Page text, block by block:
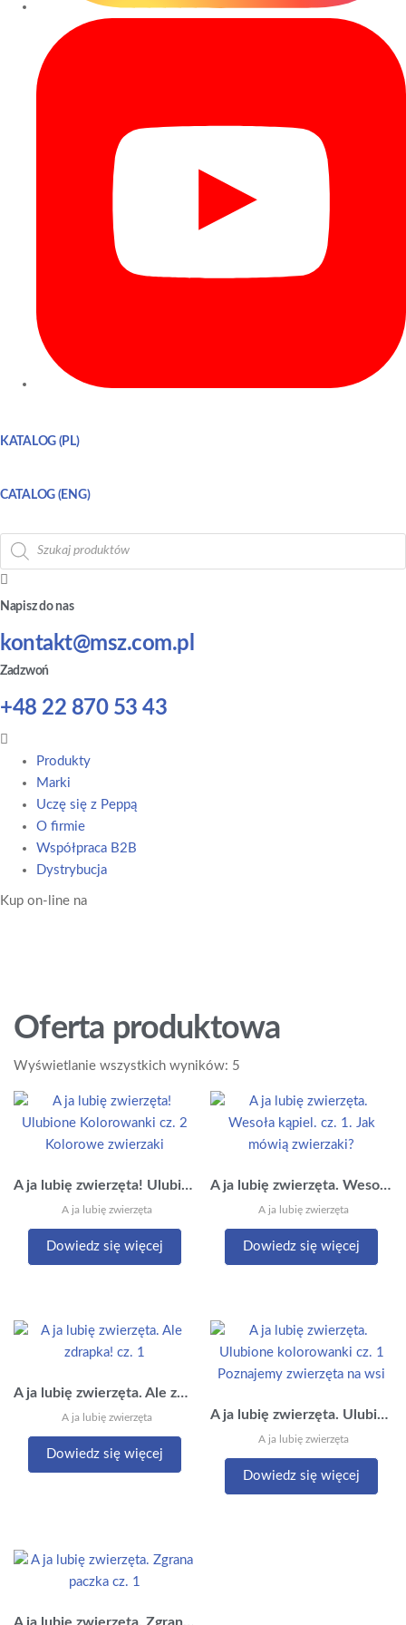
KATALOG (PL)
CATALOG (ENG)
Wyszukiwarka
produktów
Napisz do nas
kontakt@msz.com.pl
Zadzwoń
+48 22 870 53 43
Main
Menu
Produkty
Marki
Uczę się z Peppą
O firmie
Współpraca B2B
Dystrybucja
Kup on-line na
Oferta produktowa
Wyświetlanie wszystkich wyników: 5
najnowszych
A ja lubię zwierzęta! Ulubione Kolorowanki cz. 2 Kolorowe zwierzaki
A ja lubię zwierzęta
Dowiedz się więcej
A ja lubię zwierzęta. Wesoła kąpiel. cz. 1. Jak mówią zwierzaki?
A ja lubię zwierzęta
Dowiedz się więcej
A ja lubię zwierzęta. Ale zdrapka! cz. 1
A ja lubię zwierzęta
Dowiedz się więcej
A ja lubię zwierzęta. Ulubione kolorowanki cz. 1 Poznajemy zwierzęta na wsi
A ja lubię zwierzęta
Dowiedz się więcej